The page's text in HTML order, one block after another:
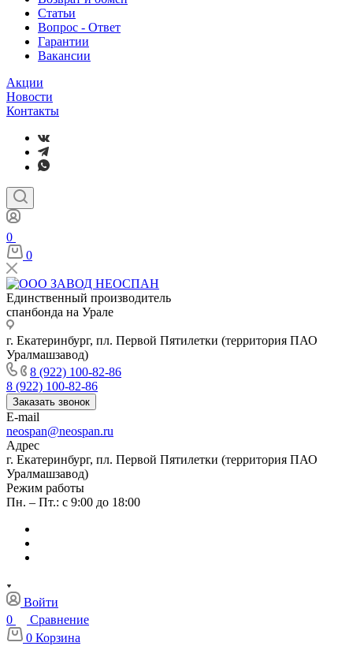
Статьи
Вопрос - Ответ
Гарантии
Вакансии
Акции
Новости
Контакты
0
0
Единственный производитель
спанбонда на Урале
г. Екатеринбург, пл. Первой Пятилетки (территория ПАО
Уралмашзавод)
8 (922) 100-82-86
8 (922) 100-82-86
Заказать звонок
E-mail
neospan@neospan.ru
Адрес
г. Екатеринбург, пл. Первой Пятилетки (территория ПАО
Уралмашзавод)
Режим работы
Пн. – Пт.: с 9:00 до 18:00
Войти
0
Сравнение
0 Корзина